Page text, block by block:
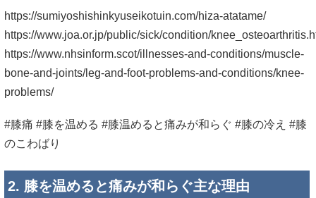
https://sumiyoshishinkyuseikotuin.com/hiza-atatame/
https://www.joa.or.jp/public/sick/condition/
https://www.nhsinform.scot/illnesses-and-conditions/muscle-
bone-and-joints/leg-and-foot-problems-and-conditions/knee-
problems/
#膝痛 #膝を温める #膝温めると痛みが和らぐ #膝の冷え #膝
のこわばり
2. 膝を温めると痛みが和らぐ主な理由